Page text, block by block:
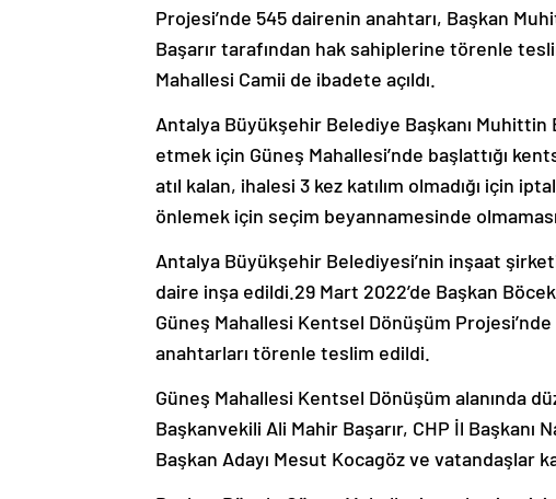
Projesi’nde 545 dairenin anahtarı, Başkan
Başarır tarafından hak sahiplerine törenle
Mahallesi Camii de ibadete açıldı.
Antalya Büyükşehir Belediye Başkanı Muhittin
etmek için Güneş Mahallesi’nde başlattığı
atıl kalan, ihalesi 3 kez katılım olmadığı için
önlemek için seçim beyannamesinde
Antalya Büyükşehir Belediyesi’nin inşaat
daire inşa edildi.29 Mart 2022’de Başkan
Güneş Mahallesi Kentsel Dönüşüm
anahtarları törenle teslim edildi.
Güneş Mahallesi Kentsel Dönüşüm alanında
Başkanvekili Ali Mahir Başarır, CHP İl Başkanı
Başkan Adayı Mesut Kocagöz ve vatandaşlar